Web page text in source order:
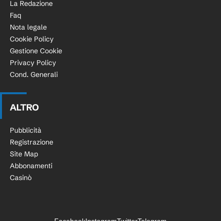
La Redazione
Faq
Nota legale
Cookie Policy
Gestione Cookie
Privacy Policy
Cond. Generali
ALTRO
Pubblicità
Registrazione
Site Map
Abbonamenti
Casinò